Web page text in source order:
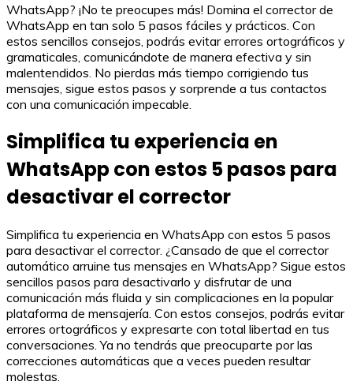
WhatsApp? ¡No te preocupes más! Domina el corrector de
WhatsApp en tan solo 5 pasos fáciles y prácticos. Con
estos sencillos consejos, podrás evitar errores ortográficos y
gramaticales, comunicándote de manera efectiva y sin
malentendidos. No pierdas más tiempo corrigiendo tus
mensajes, sigue estos pasos y sorprende a tus contactos
con una comunicación impecable.
Simplifica tu experiencia en
WhatsApp con estos 5 pasos para
desactivar el corrector
Simplifica tu experiencia en WhatsApp con estos 5 pasos
para desactivar el corrector. ¿Cansado de que el corrector
automático arruine tus mensajes en WhatsApp? Sigue estos
sencillos pasos para desactivarlo y disfrutar de una
comunicación más fluida y sin complicaciones en la popular
plataforma de mensajería. Con estos consejos, podrás evitar
errores ortográficos y expresarte con total libertad en tus
conversaciones. Ya no tendrás que preocuparte por las
correcciones automáticas que a veces pueden resultar
molestas.